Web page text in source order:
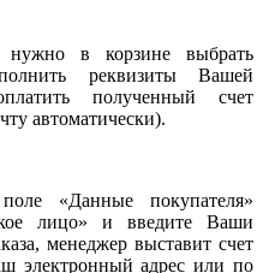
в корзине выбрать
реквизиты Вашей
полученный счет
автоматически).
«Данные покупателя»
лицо» и введите Ваши
менеджер выставит счет
электронный адрес или по